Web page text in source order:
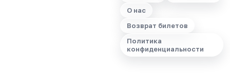
О нас
Возврат билетов
Политика
конфиденциальности